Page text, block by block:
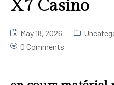
Restaurant
Spa Center
Default No Sidebar
Blog Grid
X7 Casino
May 18, 2026
0 Comments